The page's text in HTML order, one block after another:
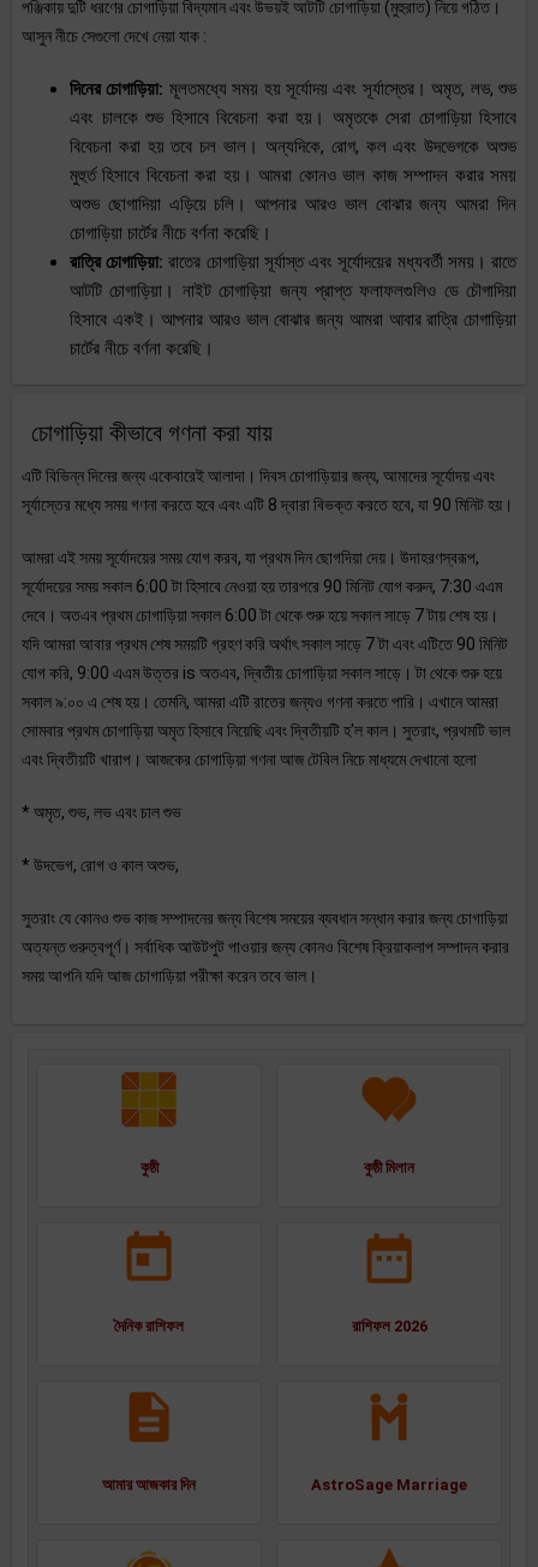
পঞ্জিকায় দুটি ধরণের চোগাড়িয়া বিদ্যমান এবং উভয়ই আটটি চোগাড়িয়া (মুহুরাত) নিয়ে গঠিত।
আসুন নীচে সেগুলো দেখে নেয়া যাক :
দিনের চোগাড়িয়া: মূলতমধ্যে সময় হয় সূর্যোদয় এবং সূর্যাস্তের। অমৃত, লভ, শুভ
এবং চালকে শুভ হিসাবে বিবেচনা করা হয়। অমৃতকে সেরা চোগাড়িয়া হিসাবে
বিবেচনা করা হয় তবে চল ভাল। অন্যদিকে, রোগ, কল এবং উদভেগকে অশুভ
মুহুর্ত হিসাবে বিবেচনা করা হয়। আমরা কোনও ভাল কাজ সম্পাদন করার সময়
অশুভ ছোগাদিয়া এড়িয়ে চলি। আপনার আরও ভাল বোঝার জন্য আমরা দিন
চোগাড়িয়া চার্টের নীচে বর্ণনা করেছি।
রাত্রি চোগাড়িয়া:রাতের চোগাড়িয়া সূর্যাস্ত এবং সূর্যোদয়ের মধ্যবর্তী সময়। রাতে
আটটি চোগাড়িয়া। নাইট চোগাড়িয়া জন্য প্রাপ্ত ফলাফলগুলিও ডে চৌগাদিয়া
হিসাবে একই। আপনার আরও ভাল বোঝার জন্য আমরা আবার রাত্রি চোগাড়িয়া
চার্টের নীচে বর্ণনা করেছি।
চোগাড়িয়া কীভাবে গণনা করা যায়
এটি বিভিন্ন দিনের জন্য একেবারেই আলাদা। দিবস চোগাড়িয়ার জন্য, আমাদের সূর্যোদয় এবং
সূর্যাস্তের মধ্যে সময় গণনা করতে হবে এবং এটি 8 দ্বারা বিভক্ত করতে হবে, যা 90 মিনিট হয়।
আমরা এই সময় সূর্যোদয়ের সময় যোগ করব, যা প্রথম দিন ছোগদিয়া দেয়। উদাহরণস্বরূপ,
সূর্যোদয়ের সময় সকাল 6:00 টা হিসাবে নেওয়া হয় তারপরে 90 মিনিট যোগ করুন, 7:30 এএম
দেবে। অতএব প্রথম চোগাড়িয়া সকাল 6:00 টা থেকে শুরু হয়ে সকাল সাড়ে 7 টায় শেষ হয়।
যদি আমরা আবার প্রথম শেষ সময়টি গ্রহণ করি অর্থাৎ সকাল সাড়ে 7 টা এবং এটিতে 90 মিনিট
যোগ করি, 9:00 এএম উত্তর is অতএব, দ্বিতীয় চোগাড়িয়া সকাল সাড়ে। টা থেকে শুরু হয়ে
সকাল ৯:০০ এ শেষ হয়। তেমনি, আমরা এটি রাতের জন্যও গণনা করতে পারি। এখানে আমরা
সোমবার প্রথম চোগাড়িয়া অমৃত হিসাবে নিয়েছি এবং দ্বিতীয়টি হ'ল কাল। সুতরাং, প্রথমটি ভাল
এবং দ্বিতীয়টি খারাপ। আজকের চোগাড়িয়া গণনা আজ টেবিল নিচে মাধ্যমে দেখানো হলো
* অমৃত, শুভ, লভ এবং চাল শুভ
* উদভেগ, রোগ ও কাল অশুভ,
সুতরাং যে কোনও শুভ কাজ সম্পাদনের জন্য বিশেষ সময়ের ব্যবধান সন্ধান করার জন্য চোগাড়িয়া
অত্যন্ত গুরুত্বপূর্ণ। সর্বাধিক আউটপুট পাওয়ার জন্য কোনও বিশেষ ক্রিয়াকলাপ সম্পাদন করার
সময় আপনি যদি আজ চোগাড়িয়া পরীক্ষা করেন তবে ভাল।
কুষ্ঠী কুষ্ঠী মিলান
দৈনিক রাশিফল রাশিফল 2026
আমার আজকার দিন AstroSage Marriage